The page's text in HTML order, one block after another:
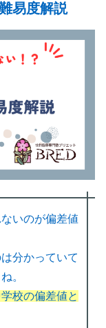
易度解説
いのが偏差値
分かっていて
。
校の偏差値と